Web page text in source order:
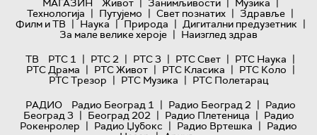
МАГАЗИН
Живот | Занимљивости | Музика |
Технологијa | Путујемо | Свет познатих | Здравље |
Филм и ТВ | Наука | Природа | Дигитални предузетник |
За мале велике хероје | Наизглед здрав
ТВ
РТС 1 | РТС 2 | РТС 3 | РТС Свет | РТС Наука |
РТС Драма | РТС Живот | РТС Класика | РТС Коло |
РТС Трезор | РТС Музика | РТС Полетарац
РАДИО
Радио Београд 1 | Радио Београд 2 | Радио
Београд 3 | Београд 202 | Радио Плетеница | Радио
Рокенролер | Радио Џубокс | Радио Вртешка | Радио